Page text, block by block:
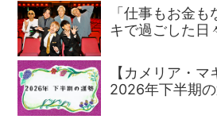
「仕事もお金
キで過ごした日
【カメリア・マ
2026年下半期の